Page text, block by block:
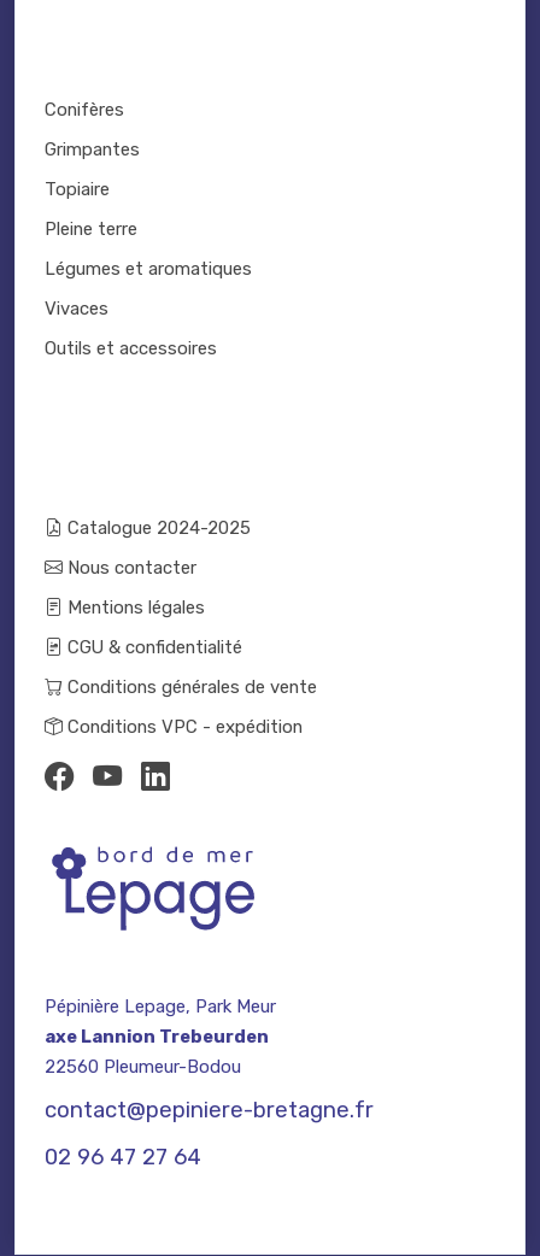
Conifères
Grimpantes
Topiaire
Pleine terre
Légumes et aromatiques
Vivaces
Outils et accessoires
Catalogue 2024-2025
Nous contacter
Mentions légales
CGU & confidentialité
Conditions générales de vente
Conditions VPC - expédition
Pépinière Lepage, Park Meur
axe Lannion Trebeurden
22560 Pleumeur-Bodou
contact@pepiniere-bretagne.fr
02 96 47 27 64